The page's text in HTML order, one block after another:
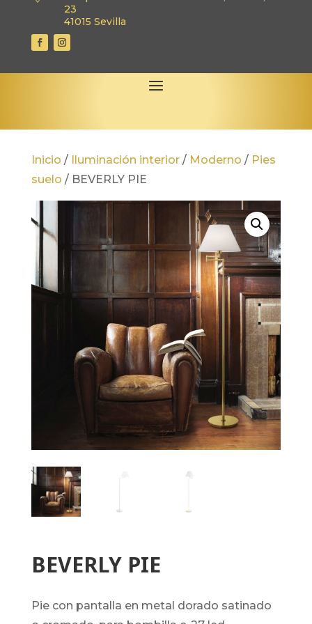
23
41015 Sevilla
Inicio / Iluminación interior/ Moderno / Pies
suelo / BEVERLY PIE
BEVERLY PIE
pie con pantalla en metal dorado satinado